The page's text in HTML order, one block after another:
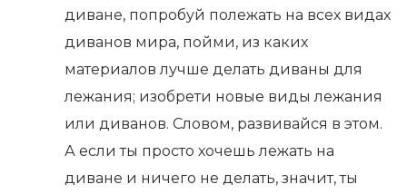
диване, попробуй полежать на всех видах
диванов мира, пойми, из каких
материалов лучше делать диваны для
лежания; изобрети новые виды лежания
или диванов. Словом, развивайся в этом.
А если ты просто хочешь лежать на
диване и ничего не делать, значит, ты